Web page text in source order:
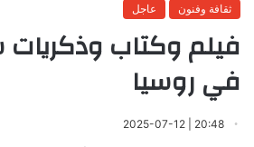
ثقافة وفنون عاجل
فيلم وكتاب
في روسيا